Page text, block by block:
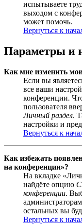
испытываете
выходом с
может помочь.
Вернуться к
Параметры и
Как мне изменить
Если вы
все ваши
конференции.
пользователя
Личный раздел.
настройки и
Вернуться к
Как избежать
на конференции»?
На вкладке
найдёте опцию
конференции.
остальных вы
Вернуться к